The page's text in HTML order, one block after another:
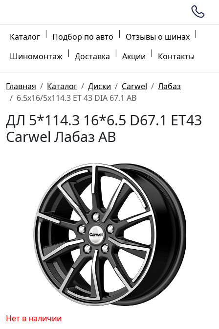
Каталог | Подбор по авто | Отзывы о шинах |
Шиномонтаж | Доставка | Акции | Контакты
Главная Каталог Диски Carwel
Лабаз
6.5x16/5x114.3 ET 43 DIA 67.1 AB
ДЛ 5*114.3 16*6.5 D67.1 ET43
Carwel Лабаз AB
Нет в наличии